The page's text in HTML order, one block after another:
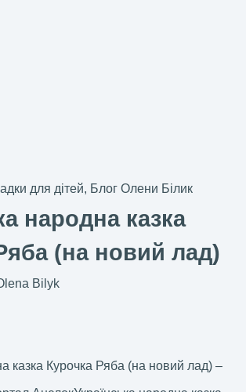
для дітей, Блог Олени Білик
народна казка
(на новий лад)
Bilyk
казка Курочка Ряба (на новий лад) –